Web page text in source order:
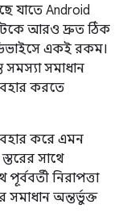
যাতে Android
আরও দ্রুত ঠিক
একই রকম।
সমাধান
করতে
করে এমন
সাথে
নিরাপত্তা
সমাধান অন্তর্ভুক্ত